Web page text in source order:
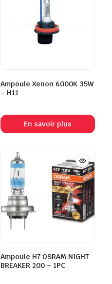
Ampoule Xenon 6000K 35W
– H11
En savoir plus
Ampoule H7 OSRAM NIGHT
BREAKER 200 – 1PC